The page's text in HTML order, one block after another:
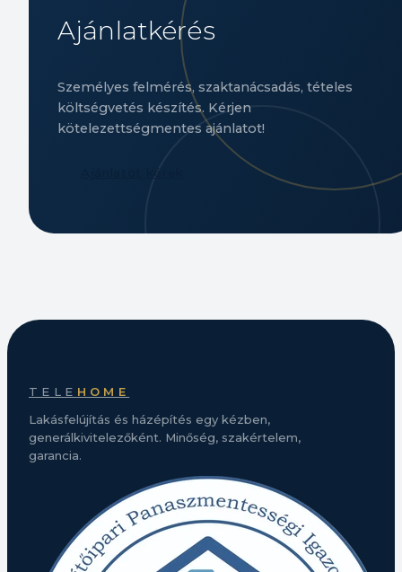
Ajánlatkérés
Személyes felmérés, szaktanácsadás, tételes
költségvetés készítés. Kérjen
kötelezettségmentes ajánlatot!
Ajánlatot kérek
TELE HOME
Lakásfelújítás és házépítés egy kézben,
generálkivitelezőként. Minőség, szakértelem,
garancia.